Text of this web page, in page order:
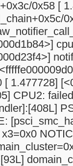
0x58 [
[ 1.477728]
CPU2: